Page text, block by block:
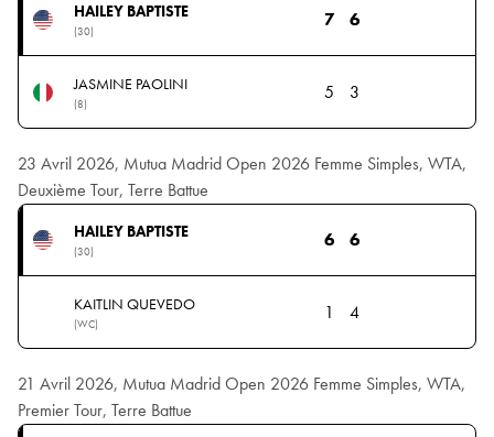
HAILEY BAPTISTE
(30)
7 6
JASMINE PAOLINI
(8)
5 3
23 Avril 2026, Mutua Madrid Open 2026 Femme Simples, WTA,
Deuxième Tour, Terre Battue
HAILEY BAPTISTE
(30)
6 6
KAITLIN QUEVEDO
(WC)
1 4
21 Avril 2026, Mutua Madrid Open 2026 Femme Simples, WTA,
Premier Tour, Terre Battue